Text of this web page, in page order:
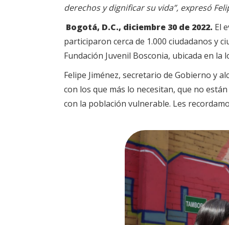
derechos y dignificar su vida”, expresó
Bogotá, D.C., diciembre 30 de 2022. El
participaron cerca de 1.000 ciudadanos y
Fundación Juvenil Bosconia, ubicada en la
Felipe Jiménez, secretario de Gobierno y
con los que más lo necesitan, que no
con la población vulnerable. Les